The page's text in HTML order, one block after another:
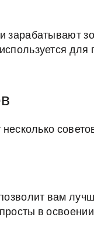
зарабатывают
для
вам
в